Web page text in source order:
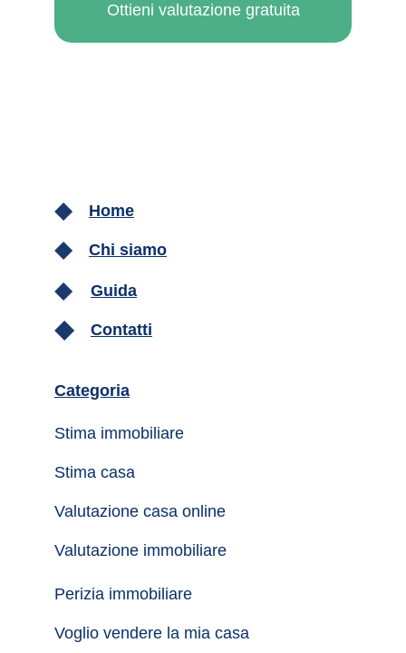
Ottieni valutazione gratuita
Home
Guida
Contatti
Chi siamo
Categoria
Stima immobiliare
Stima casa
Valutazione casa online
Valutazione immobiliare
Perizia immobiliare
Voglio vendere la mia casa